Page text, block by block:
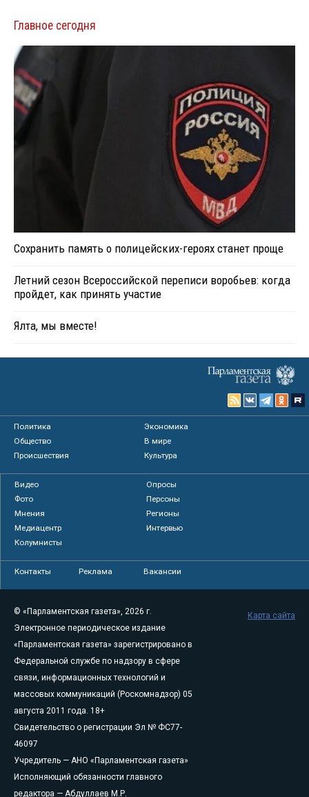
Главное сегодня
Сохранить память о полицейских-героях станет проще
Летний сезон Всероссийской переписи воробьев: когда
пройдет, как принять участие
Ялта, мы вместе!
Политика
Экономика
Общество
В мире
Происшествия
Культура
Видео
Опросы
Фото
Персоны
Мнения
Регионы
Медиацентр
Интервью
Колумнисты
Контакты Реклама Вакансии
© «Парламентская газета», 2026 г.
Электронное периодическое издание
«Парламентская газета» зарегистрировано в
Федеральной службе по надзору в сфере
связи, информационных технологий и
массовых коммуникаций (Роскомнадзор) 05
августа 2011 года. 18+
Свидетельство о регистрации Эл № ФС77-
46097
Учредитель — АНО «Парламентская газета»
Исполняющий обязанности главного
редактора — Абдуллаев М.Р.
Карта сайта